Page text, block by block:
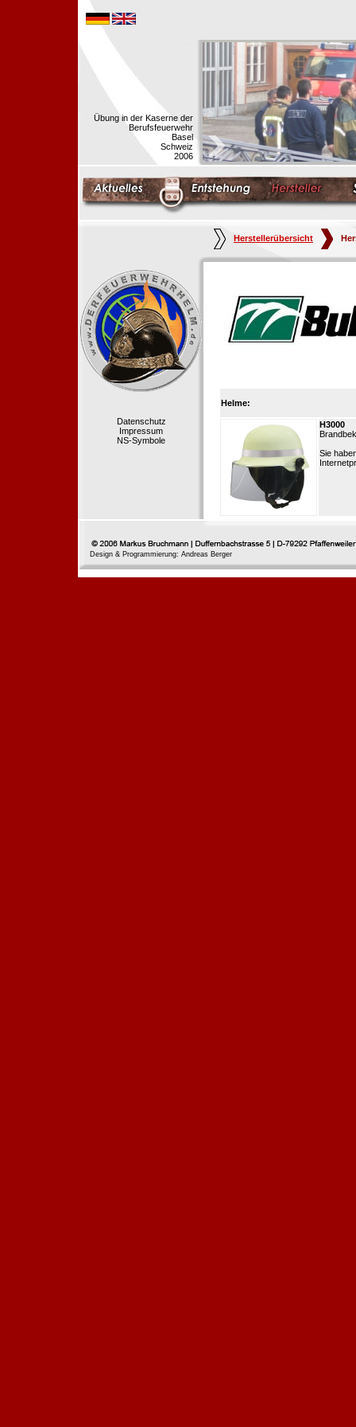
Übung in der Kaserne der
Berufsfeuerwehr
Basel
Schweiz
2006
Herstellerübersicht
Datenschutz
Impressum
NS-Symbole
Helme:
H3000
Sie
Design & Programmierung: Andreas Berger